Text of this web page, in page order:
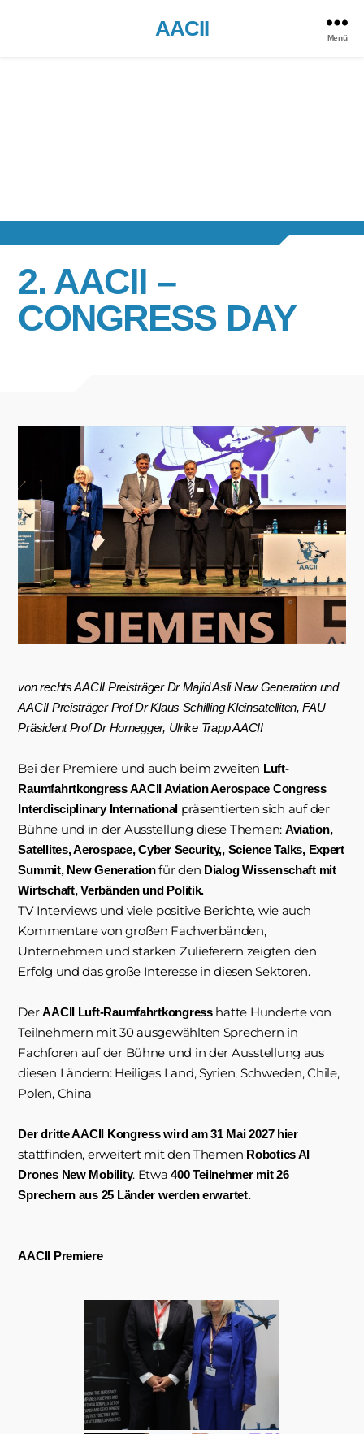
AACII Menü
2. AACII –
CONGRESS DAY
von rechts AACII Preisträger Dr Majid Asli New Generation und
AACII Preisträger Prof Dr Klaus Schilling Kleinsatelliten, FAU
Präsident Prof Dr Hornegger, Ulrike Trapp AACII
Bei der Premiere und auch beim zweiten Luft-
Raumfahrtkongress AACII Aviation Aerospace Congress
Interdisciplinary International präsentierten sich auf der
Bühne und in der Ausstellung diese Themen: Aviation,
Satellites, Aerospace, Cyber Security,, Science Talks, Expert
Summit, New Generationfür den Dialog Wissenschaft mit
Wirtschaft, Verbänden und Politik.
TV Interviews und viele positive Berichte, wie auch
Kommentare von großen Fachverbänden,
Unternehmen und starken Zulieferern zeigten den
Erfolg und das große Interesse in diesen Sektoren.
DerAACII Luft-Raumfahrtkongresshatte Hunderte von
Teilnehmern mit 30 ausgewählten Sprechern in
Fachforen auf der Bühne und in der Ausstellung aus
diesen Ländern: Heiliges Land, Syrien, Schweden, Chile,
Polen, China
Der dritte AACII Kongress wird am 31 Mai 2027 hier
stattfinden, erweitert mit den Themen Robotics AI
Drones New Mobility. Etwa400 Teilnehmer mit 26
Sprechern aus 25 Länder werden erwartet.
AACII Premiere